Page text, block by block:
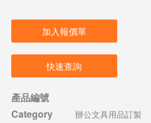
加入報價單
快速查詢
產品編號
Category
辦公文具用品訂製